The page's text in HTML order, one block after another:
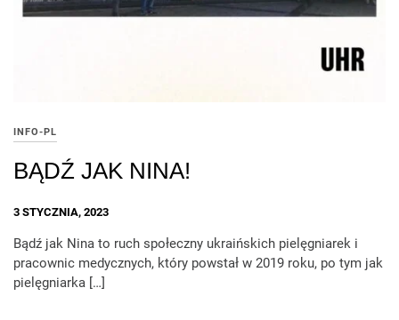
INFO-PL
BĄDŹ JAK NINA!
3 STYCZNIA, 2023
Bądź jak Nina to ruch społeczny ukraińskich pielęgniarek i
pracownic medycznych, który powstał w 2019 roku, po tym jak
pielęgniarka […]